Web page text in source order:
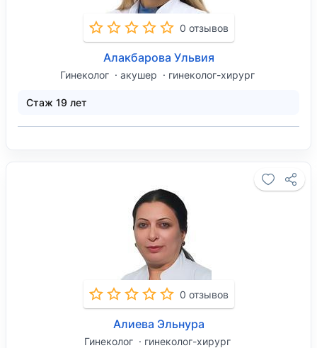
0 отзывов
Алакбарова Ульвия
Гинеколог акушер гинеколог-хирург
Стаж 19 лет
0 отзывов
Алиева Эльнура
Гинеколог гинеколог-хирург